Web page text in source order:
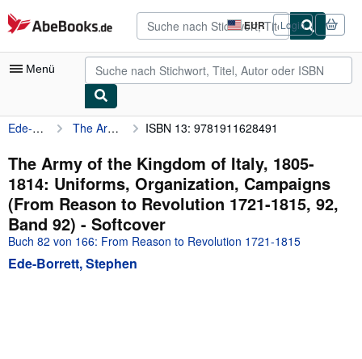
Zum Hauptinhalt
AbeBooks.de EUR
Seite
der
Einkaufseinstellungen.
Login
Menü
Nutzerkonto
Meine Bestellungen
Detailsuche
Sammlungen
Antiquarische Bücher
Kunst & Sammlerstücke
Ede-Borrett, Stephen The Army of the Kingdom of Italy, 1805-1814: Uniforms, Organization, Campaigns (From Reason to Revolution 1721-1815, 92, Band 92) ISBN 13: 9781911628491
The Army of the Kingdom of Italy, 1805-
1814: Uniforms, Organization, Campaigns
(From Reason to Revolution 1721-1815, 92,
Band 92) - Softcover
Buch 82 von 166: From Reason to Revolution 1721-1815
Ede-Borrett, Stephen